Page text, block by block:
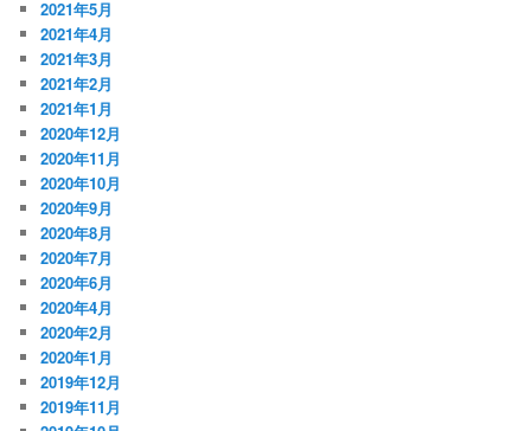
2021年5月
2021年4月
2021年3月
2021年2月
2021年1月
2020年12月
2020年11月
2020年10月
2020年9月
2020年8月
2020年7月
2020年6月
2020年4月
2020年2月
2020年1月
2019年12月
2019年11月